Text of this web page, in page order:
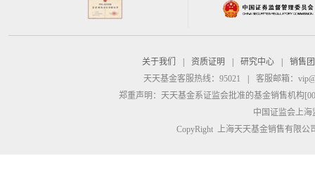
关于我们 资质证明 研究中心
销售
天天基金客服热线：95021
客服邮箱：
郑重声明： 天天基金系证监会批准的基金销售机构
中国证监会上
CopyRight 上海天天基金销售有限